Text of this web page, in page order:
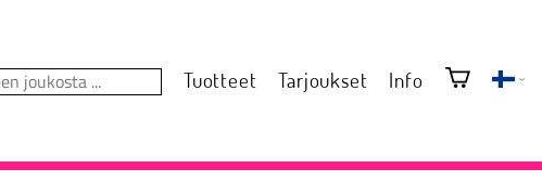
Tuotteet Tarjoukset Info